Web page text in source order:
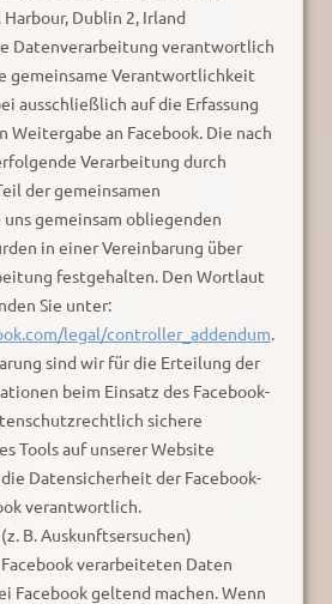
Harbour, Dublin 2, Irland
Datenverarbeitung verantwortlich
gemeinsame Verantwortlichkeit
ausschließlich auf die Erfassung
Weitergabe an Facebook. Die nach
Verarbeitung durch
der gemeinsamen
gemeinsam obliegenden
in einer Vereinbarung über
festgehalten. Den Wortlaut
Sie unter:
legal/controller_addendum.
sind wir für die Erteilung der
beim Einsatz des Facebook-
sichere
Tools auf unserer Website
Datensicherheit der Facebook-
verantwortlich.
B. Auskunftsersuchen)
verarbeiteten Daten
Facebook geltend machen. Wenn